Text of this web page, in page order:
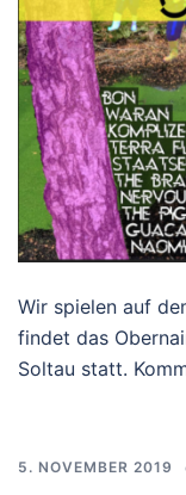
Wir spielen auf
findet das
Soltau statt.
5. NOVEMBER 2019